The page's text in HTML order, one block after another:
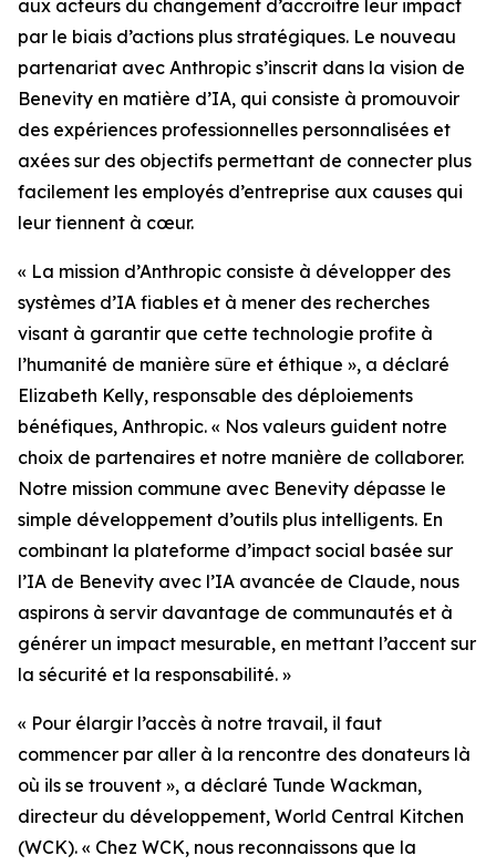
aux acteurs du changement d’accroître leur impact
par le biais d’actions plus stratégiques. Le nouveau
partenariat avec Anthropic s’inscrit dans la vision de
Benevity en matière d’IA, qui consiste à promouvoir
des expériences professionnelles personnalisées et
axées sur des objectifs permettant de connecter plus
facilement les employés d’entreprise aux causes qui
leur tiennent à cœur.
« La mission d’Anthropic consiste à développer des
systèmes d’IA fiables et à mener des recherches
visant à garantir que cette technologie profite à
l’humanité de manière sûre et éthique », a déclaré
Elizabeth Kelly, responsable des déploiements
bénéfiques, Anthropic. « Nos valeurs guident notre
choix de partenaires et notre manière de collaborer.
Notre mission commune avec Benevity dépasse le
simple développement d’outils plus intelligents. En
combinant la plateforme d’impact social basée sur
l’IA de Benevity avec l’IA avancée de Claude, nous
aspirons à servir davantage de communautés et à
générer un impact mesurable, en mettant l’accent sur
la sécurité et la responsabilité. »
« Pour élargir l’accès à notre travail, il faut
commencer par aller à la rencontre des donateurs là
où ils se trouvent », a déclaré Tunde Wackman,
directeur du développement, World Central Kitchen
(WCK). « Chez WCK, nous reconnaissons que la